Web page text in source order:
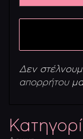
Δεν
απορρήτου